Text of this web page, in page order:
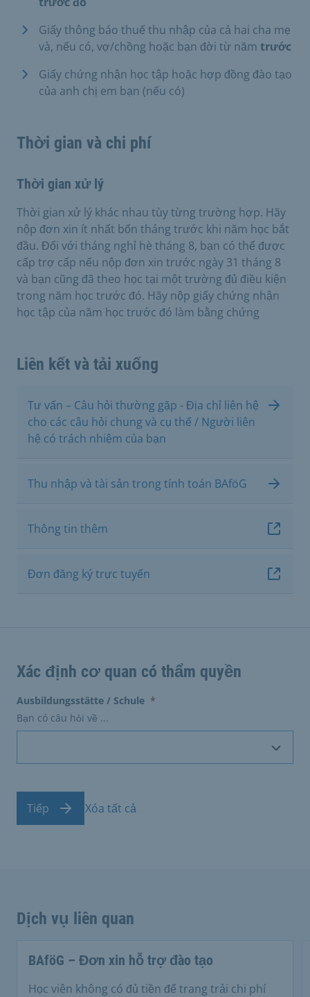
Giấy thông báo thuế thu nhập của cả hai cha mẹ
và, nếu có, vợ/chồng hoặc bạn đời từ năm trước
Giấy chứng nhận học tập hoặc hợp đồng đào tạo
của anh chị em bạn (nếu có)
Thời gian và chi phí
Thời gian xử lý
Thời gian xử lý khác nhau tùy từng trường hợp. Hãy
nộp đơn xin ít nhất bốn tháng trước khi năm học bắt
đầu. Đối với tháng nghỉ hè tháng 8, bạn có thể được
cấp trợ cấp nếu nộp đơn xin trước ngày 31 tháng 8
và bạn cũng đã theo học tại một trường đủ điều kiện
trong năm học trước đó. Hãy nộp giấy chứng nhận
học tập của năm học trước đó làm bằng chứng
Liên kết và tải xuống
Tư vấn – Câu hỏi thường gặp - Địa chỉ liên hệ
cho các câu hỏi chung và cụ thể / Người liên
hệ có trách nhiệm của bạn
Thu nhập và tài sản trong tính toán BAföG
Thông tin thêm
Đơn đăng ký trực tuyến
Xác định cơ quan có thẩm quyền
Ausbildungsstätte / Schule *
Bạn có câu hỏi về ...
Tiếp Xóa tất cả
Dịch vụ liên quan
BAföG – Đơn xin hỗ trợ đào tạo
Học viên không có đủ tiền để trang trải chi phí